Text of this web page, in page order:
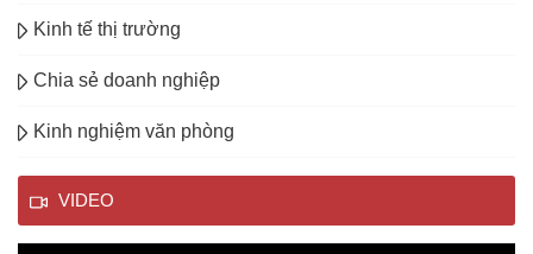
Kinh tế thị trường
Chia sẻ doanh nghiệp
Kinh nghiệm văn phòng
VIDEO